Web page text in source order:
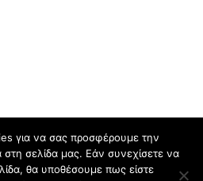
για να σας προσφέρουμε την
στη σελίδα μας. Εάν συνεχίσετε να
θα υποθέσουμε πως είστε